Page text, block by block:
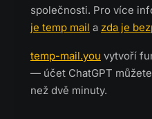
společnosti. Pro více
je temp mail a zda je
temp-mail.you vytvoří
— účet ChatGPT
než dvě minuty.